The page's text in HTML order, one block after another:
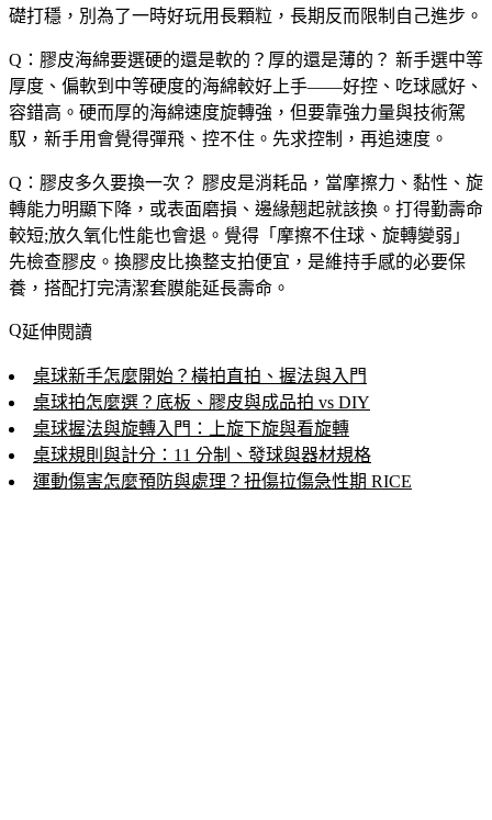
礎打穩，別為了一時好玩用長顆粒，長期反而限制自己進步。
Q：膠皮海綿要選硬的還是軟的？厚的還是薄的？ 新手選中等
厚度、偏軟到中等硬度的海綿較好上手——好控、吃球感好、
容錯高。硬而厚的海綿速度旋轉強，但要靠強力量與技術駕
馭，新手用會覺得彈飛、控不住。先求控制，再追速度。
Q：膠皮多久要換一次？ 膠皮是消耗品，當摩擦力、黏性、旋
轉能力明顯下降，或表面磨損、邊緣翹起就該換。打得勤壽命
較短;放久氧化性能也會退。覺得「摩擦不住球、旋轉變弱」
先檢查膠皮。換膠皮比換整支拍便宜，是維持手感的必要保
養，搭配打完清潔套膜能延長壽命。
延伸閱讀
桌球新手怎麼開始？橫拍直拍、握法與入門
桌球拍怎麼選？底板、膠皮與成品拍 vs DIY
桌球握法與旋轉入門：上旋下旋與看旋轉
桌球規則與計分：11 分制、發球與器材規格
運動傷害怎麼預防與處理？扭傷拉傷急性期 RICE